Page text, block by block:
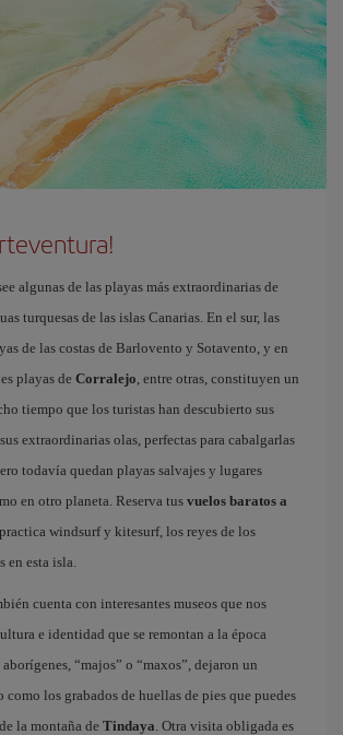
algunas de las playas más extraordinarias de
turquesas de las islas Canarias. En el sur, las
de las costas de Barlovento y Sotavento, y en
playas de Corralejo, entre otras, constituyen un
tiempo que los turistas han descubierto sus
extraordinarias olas, perfectas para cabalgarlas
todavía quedan playas salvajes y lugares
en otro planeta. Reserva tus vuelos baratos a
windsurf y kitesurf, los reyes de los
en esta isla.
cuenta con interesantes museos que nos
e identidad que se remontan a la época
“majos” o “maxos”, dejaron un
los grabados de huellas de pies que puedes
la montaña de Tindaya. Otra visita obligada es